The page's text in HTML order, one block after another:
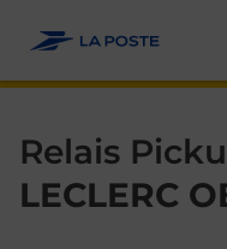
Relais
LECLERC